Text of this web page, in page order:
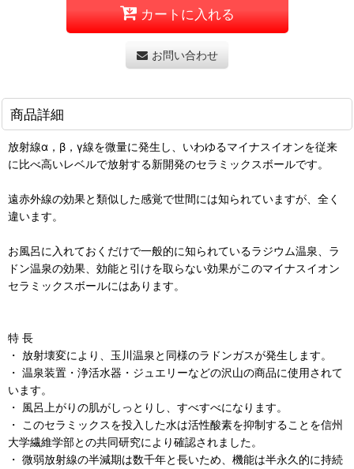
カートに入れる
お問い合わせ
商品詳細
放射線α，β，γ線を微量に発生し、いわゆるマイナスイオンを従来
に比べ高いレベルで放射する新開発のセラミックスボールです。
遠赤外線の効果と類似した感覚で世間には知られていますが、全く
違います。
お風呂に入れておくだけで一般的に知られているラジウム温泉、ラ
ドン温泉の効果、効能と引けを取らない効果がこのマイナスイオン
セラミックスボールにはあります。
特 長
・ 放射壊変により、玉川温泉と同様のラドンガスが発生します。
・ 温泉装置・浄活水器・ジュエリーなどの沢山の商品に使用されて
います。
・ 風呂上がりの肌がしっとりし、すべすべになります。
・ このセラミックスを投入した水は活性酸素を抑制することを信州
大学繊維学部との共同研究により確認されました。
・ 微弱放射線の半減期は数千年と長いため、機能は半永久的に持続